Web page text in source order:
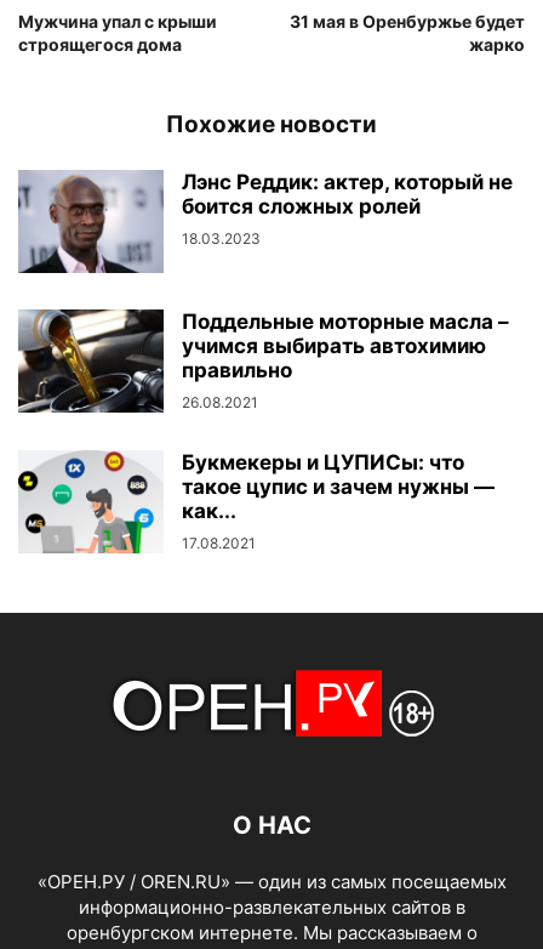
Мужчина упал с крыши
строящегося дома
31 мая в Оренбуржье будет
жарко
Похожие новости
Лэнс Реддик: актер, который не
боится сложных ролей
18.03.2023
Поддельные моторные масла –
учимся выбирать автохимию
правильно
26.08.2021
Букмекеры и ЦУПИСы: что
такое цупис и зачем нужны —
как...
17.08.2021
О НАС
«ОРЕН.РУ / OREN.RU» — один из самых посещаемых
информационно-развлекательных сайтов в
оренбургском интернете. Мы рассказываем о